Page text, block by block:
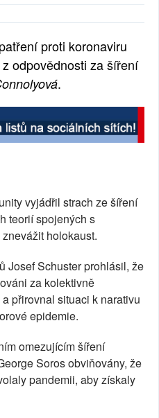
proti koronaviru
odpovědnosti za šíření
.
vyjádřil strach ze šíření
teorií spojených s
holokaust.
Josef Schuster prohlásil, že
za kolektivně
přirovnal situaci k narativu
epidemie.
omezujícím šíření
Soros obviňovány, že
pandemii, aby získaly